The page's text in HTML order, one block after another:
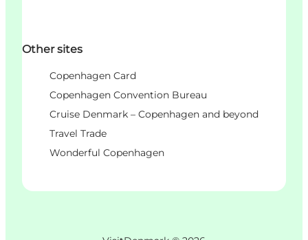
Other sites
Copenhagen Card
Copenhagen Convention Bureau
Cruise Denmark – Copenhagen and beyond
Travel Trade
Wonderful Copenhagen